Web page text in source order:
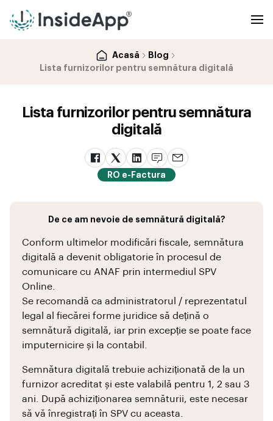
Acasă
Blog
Lista furnizorilor pentru semnătura digitală
Lista furnizorilor pentru semnătura
digitală
RO e-Factura
De ce am nevoie de semnătură digitală?
Conform ultimelor modificări fiscale, semnătura
digitală a devenit obligatorie în procesul de
comunicare cu ANAF prin intermediul SPV
Online.
Se recomandă ca administratorul / reprezentatul
legal al fiecărei forme juridice să dețină o
semnătură digitală, iar prin excepție se poate face
imputernicire și la contabil.
Semnătura digitală trebuie achiziționată de la un
furnizor acreditat și este valabilă pentru 1, 2 sau 3
ani. După achiziționarea semnăturii, este necesar
să vă înregistrați în SPV cu aceasta.